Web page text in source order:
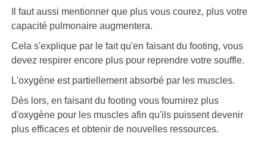
Il faut aussi mentionner que plus vous courez, plus votre
capacité pulmonaire augmentera.
Cela s'explique par le fait qu'en faisant du footing, vous
devez respirer encore plus pour reprendre votre souffle.
L'oxygène est partiellement absorbé par les muscles.
Dès lors, en faisant du footing vous fournirez plus
d'oxygène pour les muscles afin qu'ils puissent devenir
plus efficaces et obtenir de nouvelles ressources.